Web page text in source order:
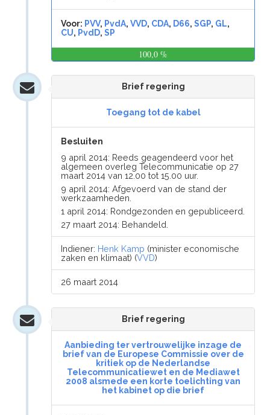
Voor: PVV, PvdA,VVD, CDA, D66,SGP, GL,
CU, PvdD,SP
100,0 %
Brief regering
Toegang tot de kabel
Besluiten
9 april 2014: Reeds geagendeerd voor het
algemeen overleg Telecommunicatie op 27
maart 2014 van 12.00 tot 15.00 uur.
9 april 2014: Afgevoerd van de stand der
werkzaamheden.
1 april 2014: Rondgezonden en gepubliceerd.
27 maart 2014: Behandeld.
Indiener: Henk Kamp (minister economische
zaken en klimaat) (VVD)
26 maart 2014
Brief regering
Aanbieding ter vertrouwelijke inzage de
brief van de Europese Commissie over de
kritiek op de Nederlandse
Telecommunicatiewet en de Mediawet
2008 alsmede een korte toelichting van
het kabinet op die brief